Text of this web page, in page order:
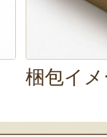
近づけ
が爽や
が良く
梱包イ